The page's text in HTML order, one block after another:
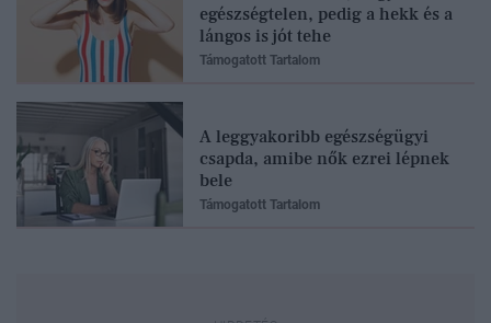
egészségtelen, pedig a hekk és a
lángos is jót tehe
Támogatott Tartalom
A leggyakoribb egészségügyi
csapda, amibe nők ezrei lépnek
bele
Támogatott Tartalom